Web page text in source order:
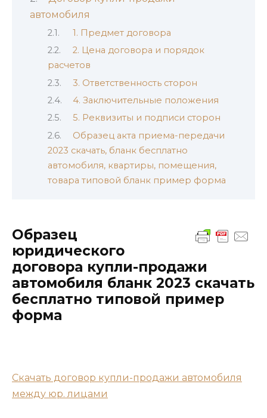
автомобиля
1. Предмет договора
2. Цена договора и порядок
расчетов
3. Ответственность сторон
4. Заключительные положения
5. Реквизиты и подписи сторон
Образец акта приема-передачи
2023 скачать, бланк бесплатно
автомобиля, квартиры, помещения,
товара типовой бланк пример форма
Образец
юридического
договора купли-продажи
автомобиля бланк 2023 скачать
бесплатно типовой пример
форма
Скачать договор купли-продажи автомобиля
между юр. лицами